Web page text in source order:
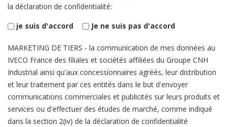
la déclaration de confidentialité:
je suis d'accord
Je ne suis pas d'accord
MARKETING DE TIERS - la communication de mes données au
IVECO France des filiales et sociétés affiliées du Groupe CNH
Industrial ainsi qu'aux concessionnaires agréés, leur distribution
et leur traitement par ces entités dans le but d'envoyer
communications commerciales et publicités sur leurs produits et
services ou d'effectuer des études de marché, comme indiqué
dans la section 2(iv) de la déclaration de confidentialité